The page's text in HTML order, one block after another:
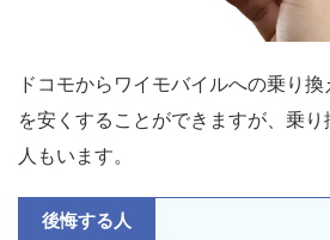
ドコモからワイモバイルへの乗り
を安くすることができますが、乗
人もいます。
後悔する人